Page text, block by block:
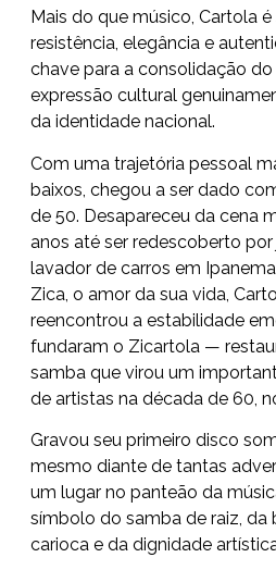
Mais do que músico, Cartola
resistência, elegância e
chave para a consolidação
expressão cultural
da identidade nacional.
Com uma trajetória pessoal
baixos, chegou a ser dado
de 50. Desapareceu da cena
anos até ser redescoberto
lavador de carros em
Zica, o amor da sua vida,
reencontrou a estabilidade
fundaram o Zicartola —
samba que virou um
de artistas na década de 60,
Gravou seu primeiro disco
mesmo diante de tantas
um lugar no panteão da
símbolo do samba de raiz, da
carioca e da dignidade